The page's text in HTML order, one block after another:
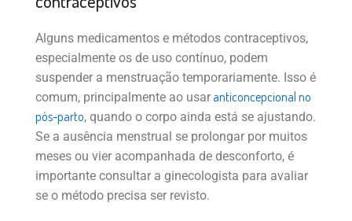
Alguns medicamentos e métodos contraceptivos,
especialmente os de uso contínuo, podem
suspender a menstruação temporariamente. Isso é
comum, principalmente ao usar anticoncepcional no
pós-parto, quando o corpo ainda está se ajustando.
Se a ausência menstrual se prolongar por muitos
meses ou vier acompanhada de desconforto, é
importante consultar a ginecologista para avaliar
se o método precisa ser revisto.